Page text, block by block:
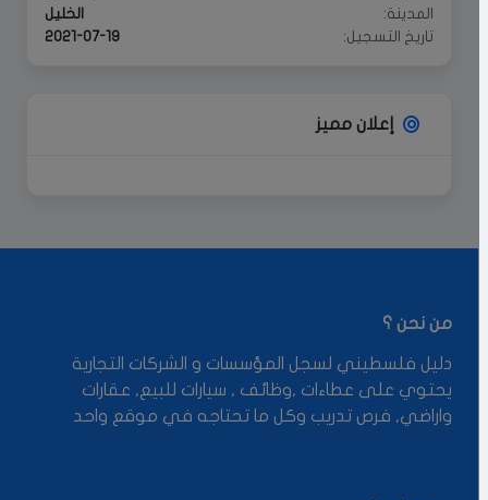
المدينة:
الخليل
تاريخ التسجيل:
2021-07-19
إعلان مميز
من نحن ؟
دليل فلسطيني لسجل المؤسسات و الشركات التجارية
يحتوي على عطاءات ,وظائف , سيارات للبيع, عقارات
واراضي, فرص تدريب وكل ما تحتاجه في موقع واحد